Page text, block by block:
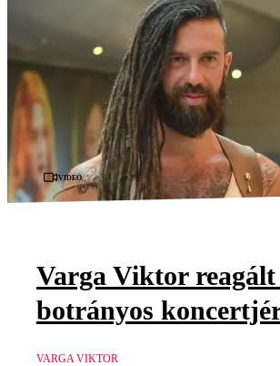
Videó
Varga Viktor reagált
botrányos
VARGA VIKTOR